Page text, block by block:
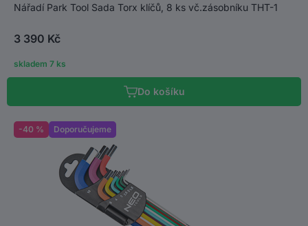
Do košíku
Nářadí Park Tool Sada Torx klíčů, 8 ks vč.zásobníku THT-1
3 390 Kč
skladem 7 ks
-40 % Doporučujeme